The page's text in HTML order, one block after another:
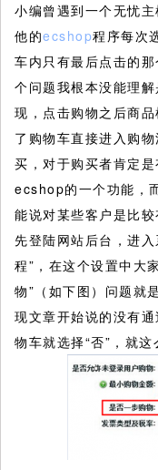
小编曾遇到一个无忧主
他的ecshop程序每次
车内只有最后点击的
个问题我根本没能理
现，点击购物之后商
了购物车直接进入购
买，对于购买者肯定是
ecshop的一个功能，
能说对某些客户是比
先登陆网站后台，进
程”，在这个设置中大
物”（如下图）问题就
现文章开始说的没有
物车就选择“否”，就这